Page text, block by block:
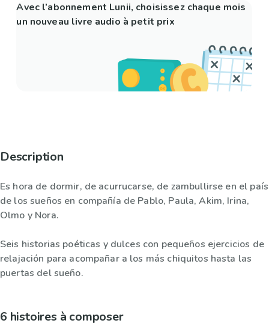
Avec l’abonnement Lunii, choisissez chaque mois
un nouveau livre audio à petit prix
Description
Es hora de dormir, de acurrucarse, de zambullirse en el país
de los sueños en compañía de Pablo, Paula, Akim, Irina,
Olmo y Nora.
Seis historias poéticas y dulces con pequeños ejercicios de
relajación para acompañar a los más chiquitos hasta las
puertas del sueño.
6 histoires à composer